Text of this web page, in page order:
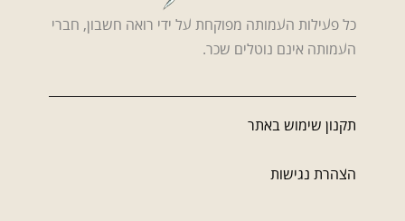
כל פעילות העמותה מפוקחת על ידי רואה חשבון, חברי
העמותה אינם נוטלים שכר.
תקנון שימוש באתר
הצהרת נגישות